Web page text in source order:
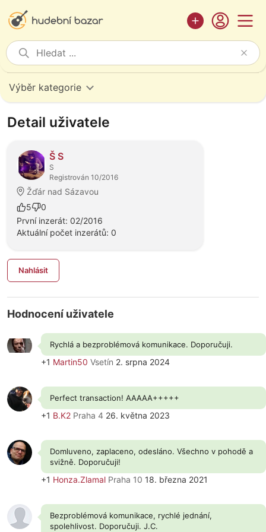
Výběr kategorie
Detail uživatele
Š S
S
Registrován 10/2016
Žďár nad Sázavou
5
0
První inzerát: 02/2016
Aktuální počet inzerátů: 0
Nahlásit
Hodnocení uživatele
Rychlá a bezproblémová komunikace. Doporučuji.
+1 Martin50 Vsetín 2. srpna 2024
Perfect transaction! AAAAA+++++
+1 B.K2 Praha 4 26. května 2023
Domluveno, zaplaceno, odesláno. Všechno v pohodě a
svižně. Doporučuji!
+1 Honza.Zlamal Praha 10 18. března 2021
Bezproblémová komunikace, rychlé jednání,
spolehlivost. Doporučuji. J.C.